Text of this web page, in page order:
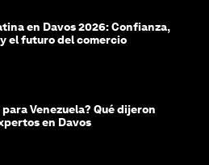
en Davos 2026: Confianza,
el futuro del comercio
para Venezuela? Qué dijeron
en Davos